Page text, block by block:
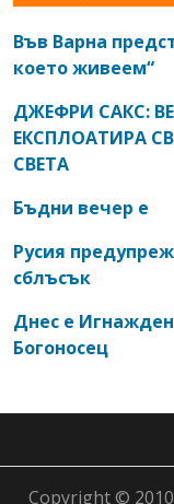
Във Варна
което живеем“
ДЖЕФРИ САКС:
ЕКСПЛОАТИРА
СВЕТА
Бъдни вечер е
Русия
сблъсък
Днес е
Богоносец
Copyright ©